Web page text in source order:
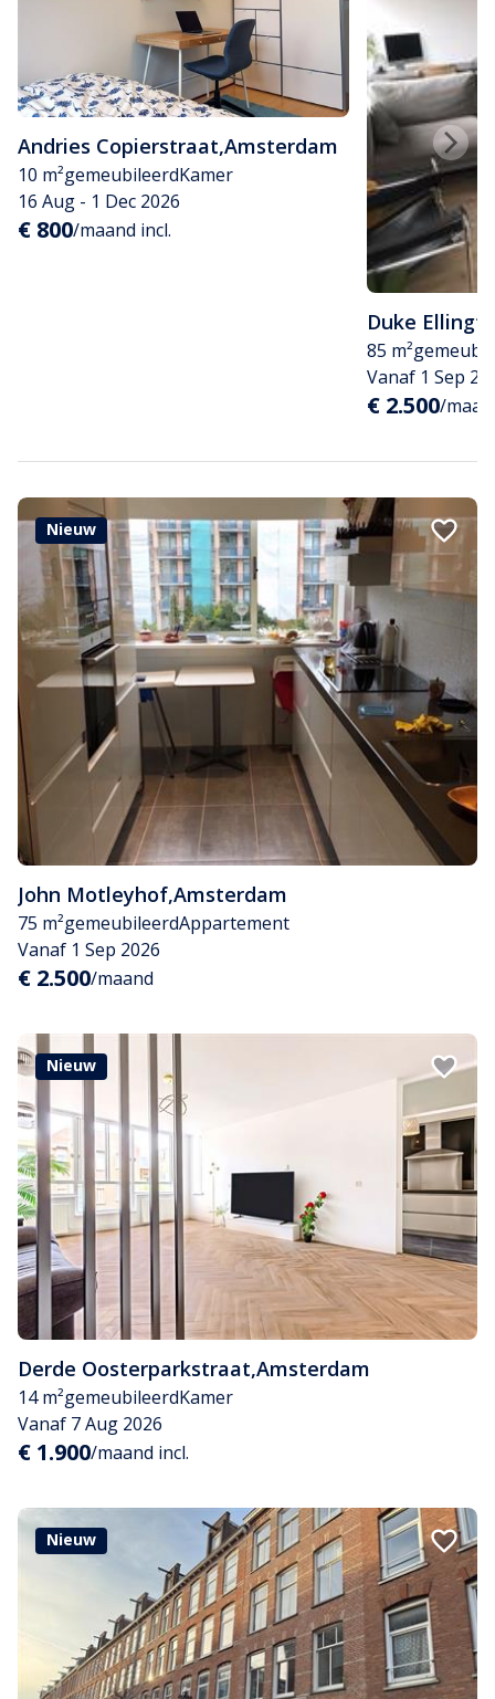
Andries Copierstraat,Amsterdam
10 m²gemeubileerdKamer
16 Aug - 1 Dec 2026
€ 800/maand incl.
Duke
85 m²
Vanaf 1 Sep
€ 2.500/
Nieuw
John Motleyhof,Amsterdam
75 m²gemeubileerdAppartement
Vanaf 1 Sep 2026
€ 2.500/maand
Nieuw
Derde Oosterparkstraat,Amsterdam
14 m²gemeubileerdKamer
Vanaf 7 Aug 2026
€ 1.900/maand incl.
Nieuw